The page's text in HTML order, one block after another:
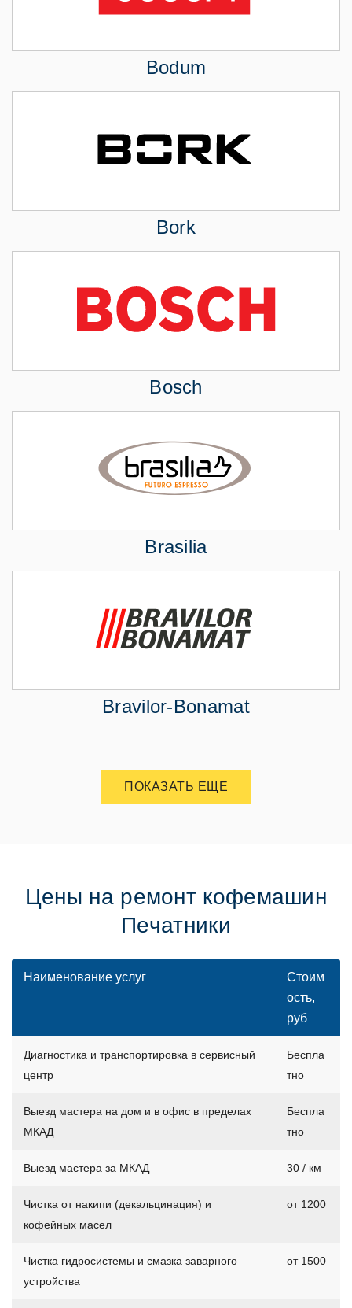
Bodum
Bork
Bosch
Brasilia
Bravilor-Bonamat
ПОКАЗАТЬ ЕЩЕ
Цены на ремонт кофемашин
Печатники
Наименование услуг
Стоим
ость,
руб
Диагностика и транспортировка в сервисный
центр
Беспла
тно
Выезд мастера на дом и в офис в пределах
МКАД
Беспла
тно
Выезд мастера за МКАД 30 / км
Чистка от накипи (декальцинация) и
кофейных масел
от 1200
Чистка гидросистемы и смазка заварного
устройства
от 1500